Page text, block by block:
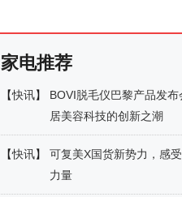
家电推荐
【快讯】
BOVI脱毛仪巴黎产品发布
居美容科技的创新之潮
【快讯】
可复美X国货新势力，感
力量